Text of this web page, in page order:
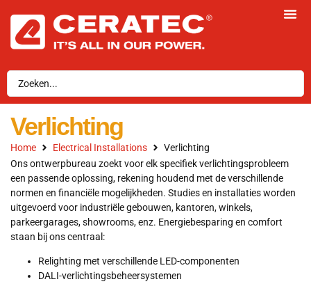
Verlichting
Home Electrical Installations
Verlichting
Ons ontwerpbureau zoekt voor elk specifiek verlichtingsprobleem
een passende oplossing, rekening houdend met de verschillende
normen en financiële mogelijkheden. Studies en installaties worden
uitgevoerd voor industriële gebouwen, kantoren, winkels,
parkeergarages, showrooms, enz. Energiebesparing en comfort
staan bij ons centraal:
Relighting met verschillende LED-componenten
DALI-verlichtingsbeheersystemen